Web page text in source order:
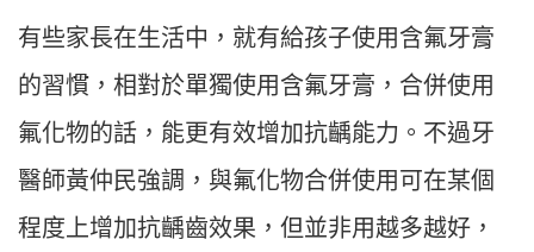
有些家長在生活中，就有給孩子使用含氟牙膏
的習慣，相對於單獨使用含氟牙膏，合併使用
氟化物的話，能更有效增加抗齲能力。不過牙
醫師黃仲民強調，與氟化物合併使用可在某個
程度上增加抗齲齒效果，但並非用越多越好，